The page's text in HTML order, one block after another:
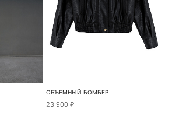
ОБЪЕМНЫЙ БОМБЕР
23 900 ₽